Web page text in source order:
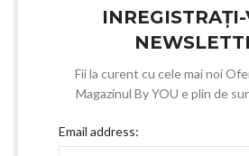
Fii la curent cu cele mai noi
Magazinul By YOU e plin de
Email address: